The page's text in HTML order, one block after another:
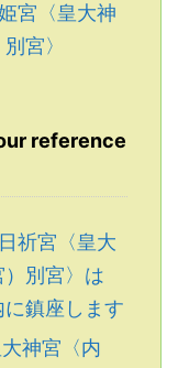
宮〈皇大神
宮〉
reference
祈宮〈皇大
）別宮〉は
鎮座します
神宮〈内